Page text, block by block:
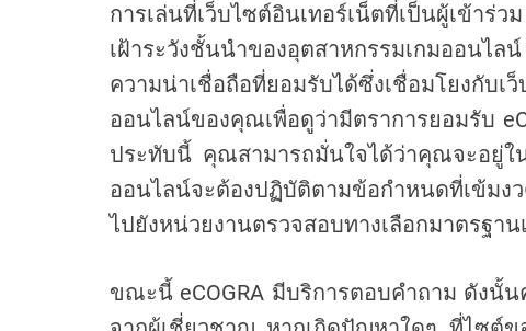
การเล่นที่เว็บไซต์อินเทอร์เน็ตที่เป็นผู้เข้าร่ว
เฝ้าระวังชั้นนำของอุตสาหกรรมเกมออนไ
ความน่าเชื่อถือที่ยอมรับได้ซึ่งเชื่อมโยง
ออนไลน์ของคุณเพื่อดูว่ามีตราการยอมรับ
ประทับนี้ คุณสามารถมั่นใจได้ว่าคุณจะอยู่
ออนไลน์จะต้องปฏิบัติตามข้อกำหนดที่เข้มง
ไปยังหน่วยงานตรวจสอบทางเลือกมาตรฐา
ขณะนี้ eCOGRA มีบริการตอบคำถาม ดังนั้